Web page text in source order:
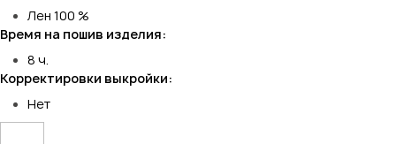
Лен 100 %
Время на пошив изделия:
8 ч.
Корректировки выкройки:
Нет